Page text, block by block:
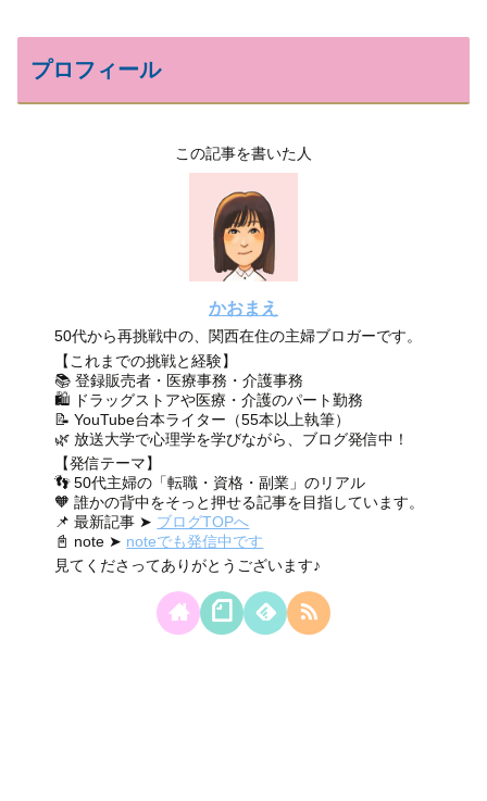
プロフィール
この記事を書いた人
かおまえ
50代から再挑戦中の、関西在住の主婦ブロガーです。
【これまでの挑戦と経験】
📚 登録販売者・医療事務・介護事務
🛍 ドラッグストアや医療・介護のパート勤務
📝 YouTube台本ライター（55本以上執筆）
🌿 放送大学で心理学を学びながら、ブログ発信中！
【発信テーマ】
👣 50代主婦の「転職・資格・副業」のリアル
🧡 誰かの背中をそっと押せる記事を目指しています。
📌 最新記事 ➤ ブログTOPへ
📓 note ➤ noteでも発信中です
見てくださってありがとうございます♪